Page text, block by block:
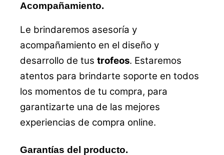
Acompañamiento.
Le brindaremos asesoría y
acompañamiento en el diseño y
desarrollo de tus trofeos. Estaremos
atentos para brindarte soporte en todos
los momentos de tu compra, para
garantizarte una de las mejores
experiencias de compra online.
Garantías del producto.